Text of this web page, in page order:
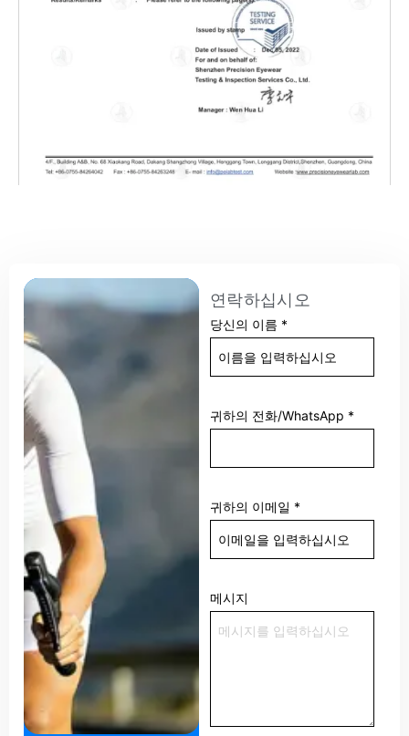
연락하십시오
당신의 이름 *
귀하의 전화/WhatsApp *
귀하의 이메일 *
메시지